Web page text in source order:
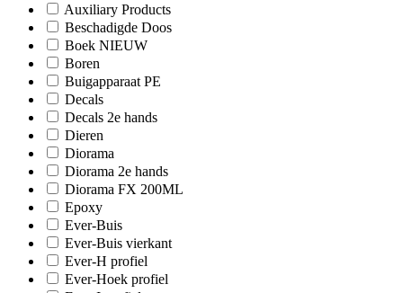
Auxiliary Products
Beschadigde Doos
Boek NIEUW
Boren
Buigapparaat PE
Decals
Decals 2e hands
Dieren
Diorama
Diorama 2e hands
Diorama FX 200ML
Epoxy
Ever-Buis
Ever-Buis vierkant
Ever-H profiel
Ever-Hoek profiel